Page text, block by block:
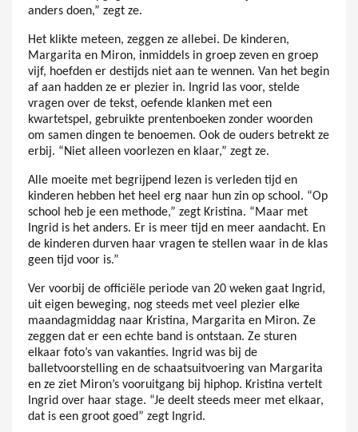
anders doen,” zegt ze.
Het klikte meteen, zeggen ze allebei. De kinderen,
Margarita en Miron, inmiddels in groep zeven en groep
vijf, hoefden er destijds niet aan te wennen. Van het begin
af aan hadden ze er plezier in. Ingrid las voor, stelde
vragen over de tekst, oefende klanken met een
kwartetspel, gebruikte prentenboeken zonder woorden
om samen dingen te benoemen. Ook de ouders betrekt ze
erbij. “Niet alleen voorlezen en klaar,” zegt ze.
Alle moeite met begrijpend lezen is verleden tijd en
kinderen hebben het heel erg naar hun zin op school. “Op
school heb je een methode,” zegt Kristina. “Maar met
Ingrid is het anders. Er is meer tijd en meer aandacht. En
de kinderen durven haar vragen te stellen waar in de klas
geen tijd voor is.”
Ver voorbij de officiële periode van 20 weken gaat Ingrid,
uit eigen beweging, nog steeds met veel plezier elke
maandagmiddag naar Kristina, Margarita en Miron. Ze
zeggen dat er een echte band is ontstaan. Ze sturen
elkaar foto’s van vakanties. Ingrid was bij de
balletvoorstelling en de schaatsuitvoering van Margarita
en ze ziet Miron’s vooruitgang bij hiphop. Kristina vertelt
Ingrid over haar stage. “Je deelt steeds meer met elkaar,
dat is een groot goed” zegt Ingrid.